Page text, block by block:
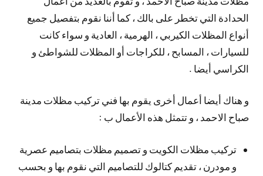
الحدادة التي تخطر على بالك ، كما أننا نقوم بتفصيل جميع
أنواع المظلات الكيربي ، الهرمية ، العادية و سواء كانت
للسيارات ، المسابح ، للكراجات أو المظلات للشواطئ و
الكراسي أيضا .
و هناك أيضا أعمال أخرى يقوم بها فني تركيب مظلات مدينة
صباح الاحمد ، و تتمثل هذه الأعمال ب :
تركيب مظلات الكويت و تصميم مظلات بتصاميم عصرية
و مودرن ، تقديم كتالوك للتصاميم التي نقوم بها و بحسب